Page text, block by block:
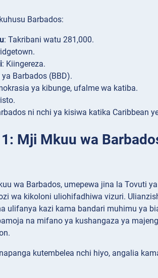
Barbados:
: Takribani watu 281,000.
: Kiingereza.
ya Barbados (BBD).
ya kibunge, ufalme wa katiba.
ni nchi ya kisiwa katika Caribbean
Mji Mkuu wa
wa Barbados, umepewa jina la Tovuti
wa kikoloni uliohifadhiwa vizuri.
ulifanya kazi kama bandari muhimu ya
na mifano ya kushangaza ya
kutembelea nchi hiyo, angalia